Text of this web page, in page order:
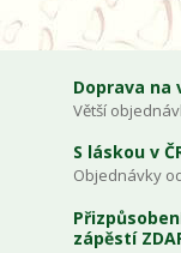
Doprava na
Větší
S láskou v
Objednávky
zápěstí